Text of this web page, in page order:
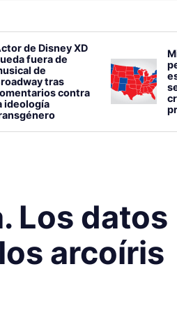
de Disney XD
fuera de
de
tras
contra
ideología
Los datos
arcoíris